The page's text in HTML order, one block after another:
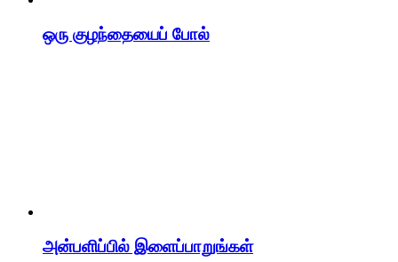
ஒரு குழந்தையைப் போல்
அன்பளிப்பில் இளைப்பாறுங்கள்